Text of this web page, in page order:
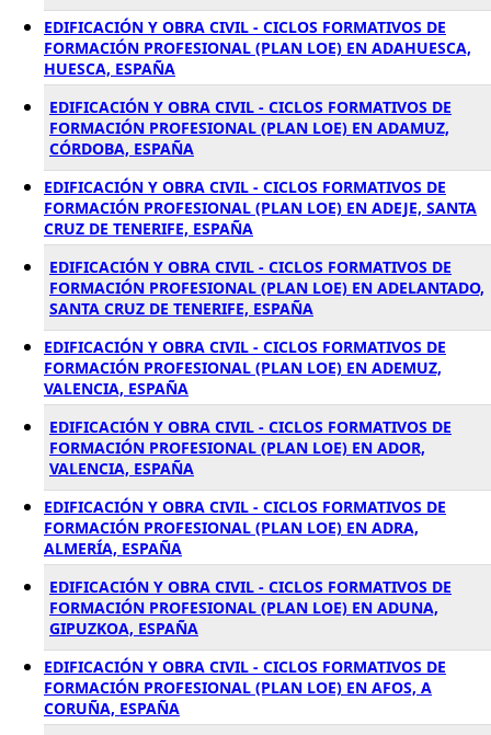
EDIFICACIÓN Y OBRA CIVIL - CICLOS FORMATIVOS DE
FORMACIÓN PROFESIONAL (PLAN LOE) EN ADAHUESCA,
HUESCA, ESPAÑA
EDIFICACIÓN Y OBRA CIVIL - CICLOS FORMATIVOS DE
FORMACIÓN PROFESIONAL (PLAN LOE) EN ADAMUZ,
CÓRDOBA, ESPAÑA
EDIFICACIÓN Y OBRA CIVIL - CICLOS FORMATIVOS DE
FORMACIÓN PROFESIONAL (PLAN LOE) EN ADEJE, SANTA
CRUZ DE TENERIFE, ESPAÑA
EDIFICACIÓN Y OBRA CIVIL - CICLOS FORMATIVOS DE
FORMACIÓN PROFESIONAL (PLAN LOE) EN ADELANTADO,
SANTA CRUZ DE TENERIFE, ESPAÑA
EDIFICACIÓN Y OBRA CIVIL - CICLOS FORMATIVOS DE
FORMACIÓN PROFESIONAL (PLAN LOE) EN ADEMUZ,
VALENCIA, ESPAÑA
EDIFICACIÓN Y OBRA CIVIL - CICLOS FORMATIVOS DE
FORMACIÓN PROFESIONAL (PLAN LOE) EN ADOR,
VALENCIA, ESPAÑA
EDIFICACIÓN Y OBRA CIVIL - CICLOS FORMATIVOS DE
FORMACIÓN PROFESIONAL (PLAN LOE) EN ADRA,
ALMERÍA, ESPAÑA
EDIFICACIÓN Y OBRA CIVIL - CICLOS FORMATIVOS DE
FORMACIÓN PROFESIONAL (PLAN LOE) EN ADUNA,
GIPUZKOA, ESPAÑA
EDIFICACIÓN Y OBRA CIVIL - CICLOS FORMATIVOS DE
FORMACIÓN PROFESIONAL (PLAN LOE) EN AFOS, A
CORUÑA, ESPAÑA